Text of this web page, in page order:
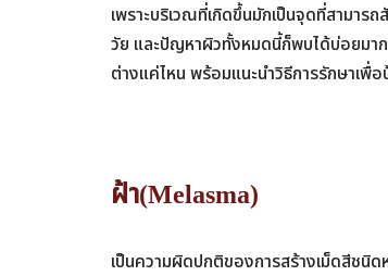
เพราะบริเวณที่เกิดขึ้นมักเป็นจุดที่สามาร
วัย และปัญหาผิวทั้งหมดนี้ก็พบได้บ่อยมาก
ต่างแค่ไหน พร้อมแนะนำวิธีการรักษาเพื่อ
ฝ้า(Melasma)
เป็นความผิดปกติของการสร้างเม็ดสีชนิ